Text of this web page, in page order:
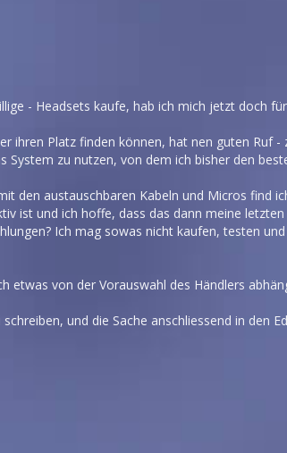
- Headsets kaufe, hab ich mich jetzt doch
ihren Platz finden können, hat nen guten Ruf
zu nutzen, von dem ich bisher den
den austauschbaren Kabeln und Micros find
ist und ich hoffe, dass das dann meine
Ich mag sowas nicht kaufen, testen
etwas von der Vorauswahl des Händlers
und die Sache anschliessend in den